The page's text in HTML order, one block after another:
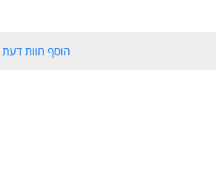
הוסף חוות דעת